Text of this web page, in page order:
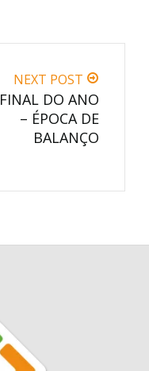
NEXT POST
FINAL DO ANO
– ÉPOCA DE
BALANÇO